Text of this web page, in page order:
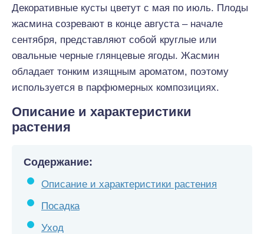
Декоративные кусты цветут с мая по июль. Плоды
жасмина созревают в конце августа – начале
сентября, представляют собой круглые или
овальные черные глянцевые ягоды. Жасмин
обладает тонким изящным ароматом, поэтому
используется в парфюмерных композициях.
Описание и характеристики
растения
Содержание:
Описание и характеристики растения
Посадка
Уход